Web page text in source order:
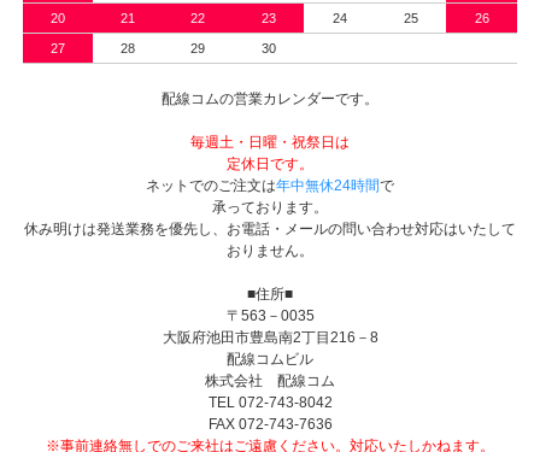
20 21 22 23 24 25 26
27 28 29 30
配線コムの営業カレンダーです。
毎週土・日曜・祝祭日は
定休日です。
ネットでのご注文は年中無休24時間で
承っております。
休み明けは発送業務を優先し、お電話・メールの問い合わせ対応はいたして
おりません。
■住所■
〒563－0035
大阪府池田市豊島南2丁目216－8
配線コムビル
株式会社 配線コム
TEL 072-743-8042
FAX 072-743-7636
※事前連絡無しでのご来社はご遠慮ください。対応いたしかねます。